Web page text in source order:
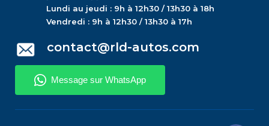
Lundi au jeudi : 9h à 12h30 / 13h30 à 18h
Vendredi : 9h à 12h30 / 13h30 à 17h
contact@rld-autos.com